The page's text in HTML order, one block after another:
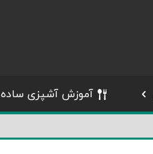
آموزش آشپزی ساده